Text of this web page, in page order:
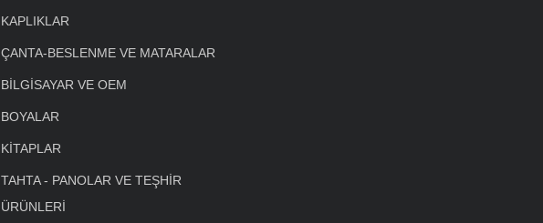
KAPLIKLAR
ÇANTA-BESLENME VE MATARALAR
BİLGİSAYAR VE OEM
BOYALAR
KİTAPLAR
TAHTA - PANOLAR VE TEŞHİR
ÜRÜNLERİ